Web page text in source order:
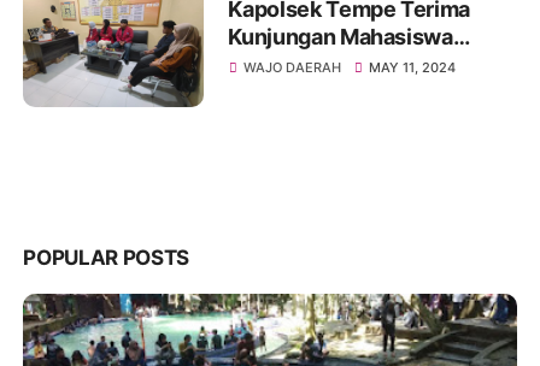
Kapolsek Tempe Terima
Kunjungan Mahasiswa
Universitas
WAJO DAERAH MAY 11, 2024
POPULAR POSTS